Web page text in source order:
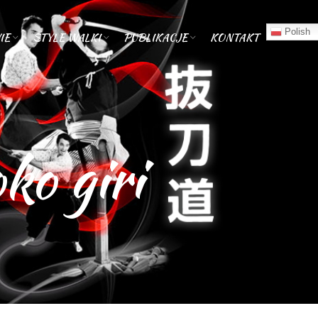
STYLE WALKI PUBLIKACJE KONTAKT Polish
giri